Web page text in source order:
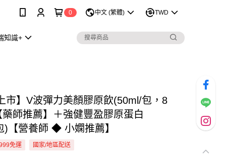
0 中文 (繁體) TWD
知識+
市】V波彈力美顏膠原飲(50ml/包，8
師推薦】＋強健豐盈膠原蛋白
)【營養師 ◆ 小嫻推薦】
免運 國家/地區配送